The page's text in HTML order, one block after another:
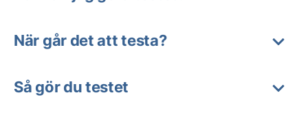
När går det att testa?
Så gör du testet